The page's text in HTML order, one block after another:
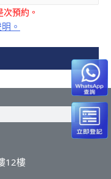
預約。
。
12樓